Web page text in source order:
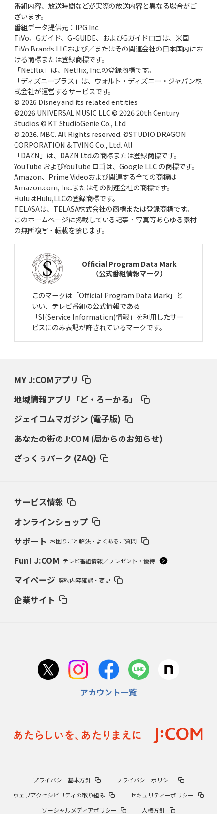
2024/7/10
東北大会にご当選された方へ当選のご案内をお送りし
ました。
2024/7/5
北海道大会にご当選された方へ当選のご案内をお送り
しました。
2024/6/27
第13回大会のルールを掲載しました。
2024/6/18
過去の大会に第12回大会（2023年）を追加しました。
2024/5/13
第13回大会の参加申込を開始しました。
2024/4/12
過去の大会の情報を掲載しました。
2023/11/19
宮嶋健太四段・上野裕寿四段へ「J:COM賞」を贈呈しま
2023/9/20
ました。
2023/9/7
中国大会にご当選された方へ当選のご案内をお送りし
ました。
2023/8/17
関西大会にご当選された方へ当選のご案内をお送りし
九州大会および関東大会にご当選された方へ当選のご
2023/7/14
番組内容、放送時間などが実際の放送内容と異なる場合がご
ざいます。
番組データ提供元：IPG Inc.
TiVo、Gガイド、G-GUIDE、およびGガイドロゴは、米国
TiVo Brands LLCおよび／またはその関連会社の日本国内にお
ける商標または登録商標です。
「Netflix」は、Netflix, Inc.の登録商標です。
「ディズニープラス」は、ウォルト・ディズニー・ジャパン株
式会社が運営するサービスです。
© 2026 Disney and its related entities
©2026 UNIVERSAL MUSIC LLC © 2026 20th Century
Studios © KT StudioGenie Co., Ltd
© 2026. MBC. All Rights reserved. ©STUDIO DRAGON
CORPORATION & TVING Co., Ltd. All
「DAZN」は、DAZN Ltd.の商標または登録商標です。
YouTube およびYouTube ロゴは、Google LLC の商標です。
Amazon、Prime Videoおよび関連する全ての商標は
Amazon.com, Inc.またはその関連会社の商標です。
HuluはHulu,LLCの登録商標です。
TELASAは、TELASA株式会社の商標または登録商標です。
このホームページに掲載している記事・写真等あらゆる素材
の無断複写・転載を禁じます。
Official Program Data Mark
（公式番組情報マーク）
このマークは「Official Program Data Mark」と
いい、テレビ番組の公式情報である
「SI(Service Information)情報」を利用したサー
ビスにのみ表記が許されているマークです。
MY J:COMアプリ
地域情報アプリ「ど・ろーかる」
ジェイコムマガジン (電子版)
あなたの街のJ:COM (局からのお知らせ)
ざっくぅパーク (ZAQ)
サービス情報
オンラインショップ
サポート お困りごと解決・よくあるご質問
Fun! J:COM テレビ番組情報／プレゼント・優待
マイページ 契約内容確認・変更
企業サイト
アカウント一覧
プライバシー基本方針
プライバシーポリシー
ウェブアクセシビリティの取り組み
セキュリティーポリシー
ソーシャルメディアポリシー
人権方針